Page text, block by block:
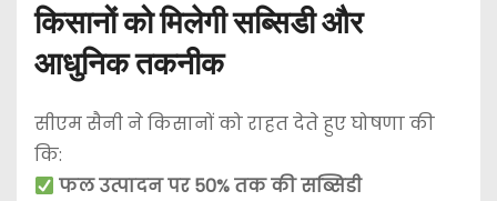
किसानों को मिलेगी सब्सिडी और
आधुनिक तकनीक
सीएम सैनी ने किसानों को राहत देते हुए घोषणा की
कि:
फल उत्पादन पर 50% तक की सब्सिडी